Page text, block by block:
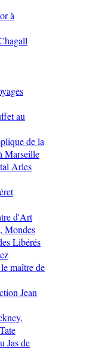
à
au
de la
Marseille
Arles
d'Art
Mondes
Libérés
maître de
Jean
Jas de